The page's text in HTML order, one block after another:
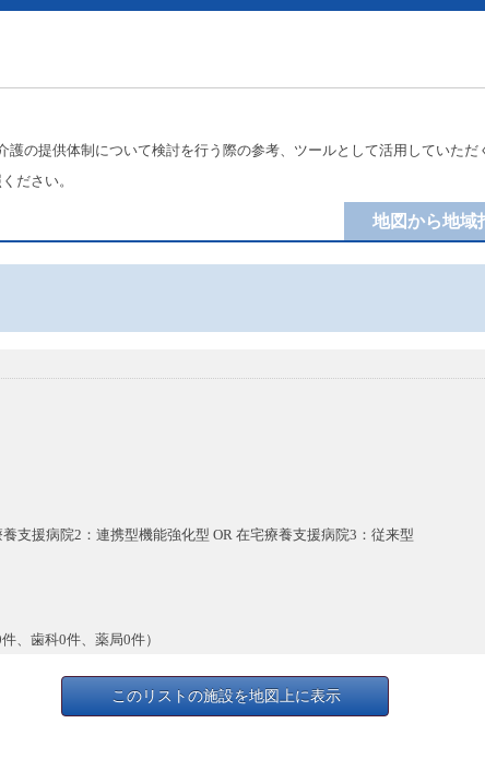
の提供体制について検討を行う際の参考、ツールとして活用していただ
ださい。
地図から地域
支援病院2：連携型機能強化型 OR 在宅療養支援病院3：従来型
、歯科0件、薬局0件）
このリストの施設を地図上に表示